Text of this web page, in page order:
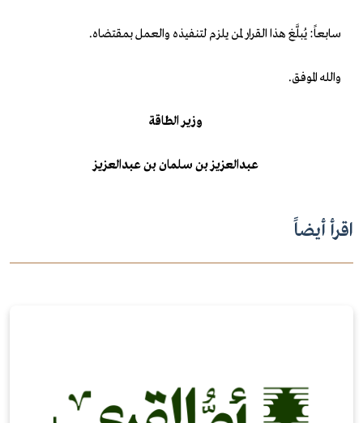
سابعاً: يُبلَّغ هذا القرار لمن يلزم لتنفيذه والعمل بمقتضاه.
والله الموفق.
وزير الطاقة
عبدالعزيزبن سلمان بن عبدالعزيز
اقرأ أيضاً